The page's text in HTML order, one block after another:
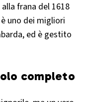
frana del 1618
uno dei migliori
ed è gestito
completo